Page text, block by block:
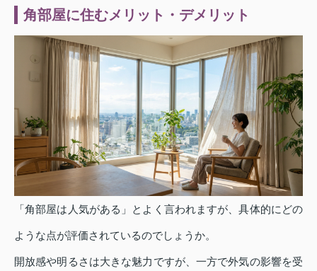
角部屋に住むメリット・デメリット
「角部屋は人気がある」とよく言われますが、具体的にどの
ような点が評価されているのでしょうか。
開放感や明るさは大きな魅力ですが、一方で外気の影響を受